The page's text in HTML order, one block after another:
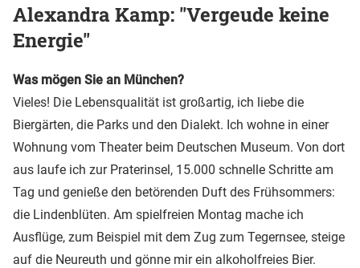
Alexandra Kamp: "Vergeude keine
Energie"
Was mögen Sie an München?
Vieles! Die Lebensqualität ist großartig, ich liebe die
Biergärten, die Parks und den Dialekt. Ich wohne in einer
Wohnung vom Theater beim Deutschen Museum. Von dort
aus laufe ich zur Praterinsel, 15.000 schnelle Schritte am
Tag und genieße den betörenden Duft des Frühsommers:
die Lindenblüten. Am spielfreien Montag mache ich
Ausflüge, zum Beispiel mit dem Zug zum Tegernsee, steige
auf die Neureuth und gönne mir ein alkoholfreies Bier.